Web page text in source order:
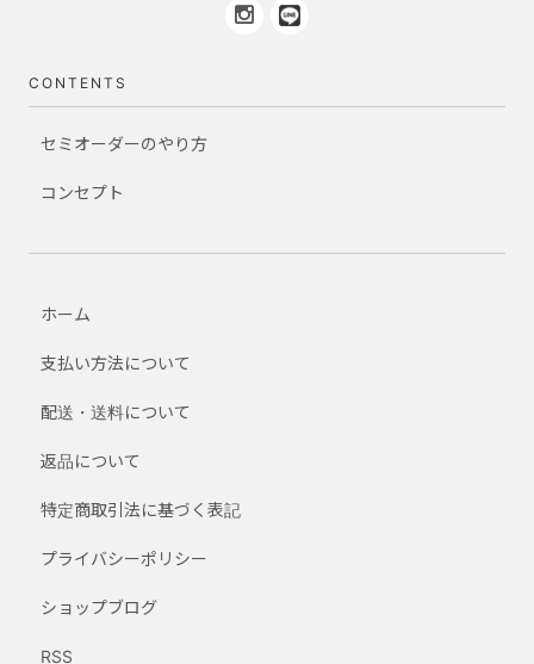
CONTENTS
セミオーダーのやり方
コンセプト
ホーム
支払い方法について
配送・送料について
返品について
特定商取引法に基づく表記
プライバシーポリシー
ショップブログ
RSS